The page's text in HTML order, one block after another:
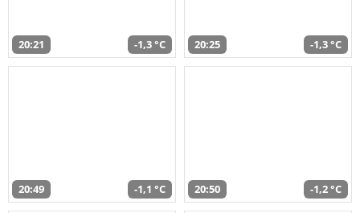
20:21 -1,3 °C 20:25 -1,3 °C
20:49 -1,1 °C 20:50 -1,2 °C